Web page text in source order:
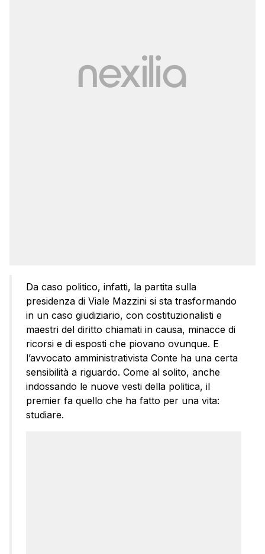
Da caso politico, infatti, la partita sulla
presidenza di Viale Mazzini si sta trasformando
in un caso giudiziario, con costituzionalisti e
maestri del diritto chiamati in causa, minacce di
ricorsi e di esposti che piovano ovunque. E
l’avvocato amministrativista Conte ha una certa
sensibilità a riguardo. Come al solito, anche
indossando le nuove vesti della politica, il
premier fa quello che ha fatto per una vita:
studiare.